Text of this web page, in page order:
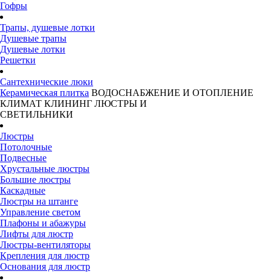
Гофры
Трапы, душевые лотки
Душевые трапы
Душевые лотки
Решетки
Сантехнические люки
Керамическая плитка ВОДОСНАБЖЕНИЕ И ОТОПЛЕНИЕ
КЛИМАТ КЛИНИНГ ЛЮСТРЫ И
СВЕТИЛЬНИКИ
Люстры
Потолочные
Подвесные
Хрустальные люстры
Большие люстры
Каскадные
Люстры на штанге
Управление светом
Плафоны и абажуры
Лифты для люстр
Люстры-вентиляторы
Крепления для люстр
Основания для люстр